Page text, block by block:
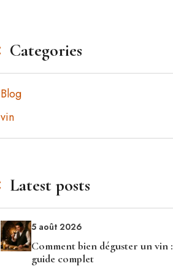
Categories
Blog
vin
Latest posts
5 août 2026
Comment bien déguster un vin :
guide complet